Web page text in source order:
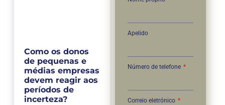
Como os donos
de pequenas e
médias empresas
devem reagir aos
períodos de
incerteza?
Apelido
Número de telefone
Correio eletrónico